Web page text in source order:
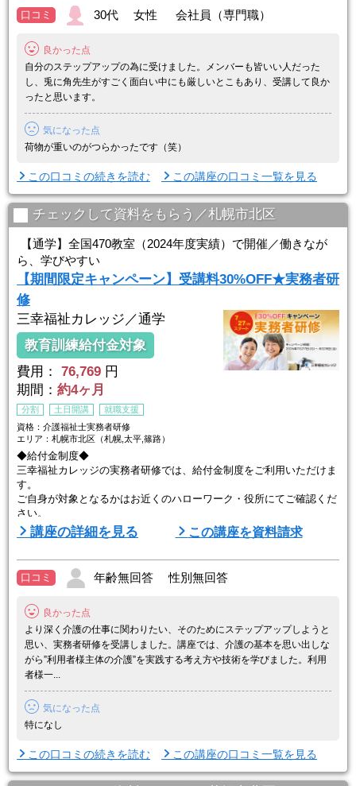
ースもあるので、働きながらでも受講しやすい！
通学は週1回。介護過程5日間と医療ケア2日間の計7日間です。
介護の現場でおこる事例をもとに、実践的な技術を学びます。
やむを得ず受講できない日程がある場合も無料で振替受 ...
口コミ 30代 女性 会社員（専門職）
良かった点
自分のステップアップの為に受けました。メンバーも皆いい人だった
し、兎に角先生がすごく面白い中にも厳しいとこもあり、受講して良か
ったと思います。
気になった点
荷物が重いのがつらかったです（笑）
この口コミの続きを読む この講座の口コミ一覧を見る
チェックして資料をもらう／札幌市北区
【通学】全国470教室（2024年度実績）で開催／働きなが
ら、学びやすい
【期間限定キャンペーン】受講料30%OFF★実務者研
修
三幸福祉カレッジ／通学
教育訓練給付金対象
費用：
76,769 円
期間： 約4ヶ月
分割 土日開講
就職支援
資格：介護福祉士実務者研修
エリア：札幌市北区（札幌,太平,篠路）
◆給付金制度◆
三幸福祉カレッジの実務者研修では、給付金制度をご利用いただけま
す。
ご自身が対象となるかはお近くのハローワーク・役所にてご確認くだ
さい。
【専門実践教育訓練給付金】
給付内容：
①受講修了後に受講料の50％給付
0％給付
③訓練前後で賃金が5%以上上昇した場合、さらに10%（合わせて最
大80%）給付
三幸福祉カレッジが選ばれ ...
講座の詳細を見る この講座を資料請求
口コミ 年齢無回答 性別無回答
良かった点
より深く介護の仕事に関わりたい、そのためにステップアップしようと
思い、実務者研修を受講しました。講座では、介護の基本を思い出しな
がら”利用者様主体の介護”を実践する考え方や技術を学びました。利用
者様一...
気になった点
特になし
この口コミの続きを読む この講座の口コミ一覧を見る